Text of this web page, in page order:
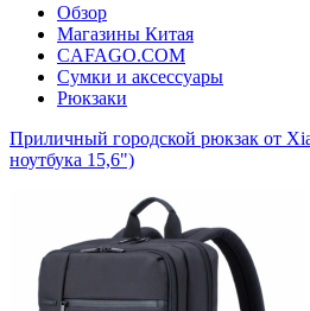
Обзор
Магазины Китая
CAFAGO.COM
Сумки и аксессуары
Рюкзаки
Приличный городской рюкзак от
ноутбука 15,6")